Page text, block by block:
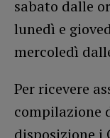
sabato dalle
lunedì e
mercoledì
Per ricevere
compilazione
disposizione i